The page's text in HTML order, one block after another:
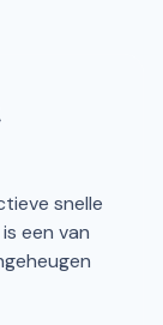
snelle
een van